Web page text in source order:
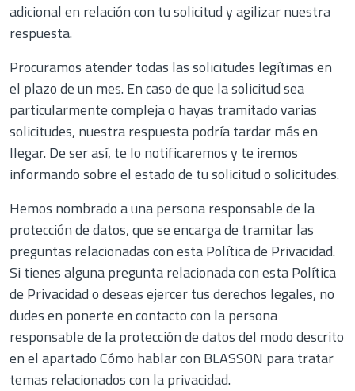
adicional en relación con tu solicitud y agilizar nuestra
respuesta.
Procuramos atender todas las solicitudes legítimas en
el plazo de un mes. En caso de que la solicitud sea
particularmente compleja o hayas tramitado varias
solicitudes, nuestra respuesta podría tardar más en
llegar. De ser así, te lo notificaremos y te iremos
informando sobre el estado de tu solicitud o solicitudes.
Hemos nombrado a una persona responsable de la
protección de datos, que se encarga de tramitar las
preguntas relacionadas con esta Política de Privacidad.
Si tienes alguna pregunta relacionada con esta Política
de Privacidad o deseas ejercer tus derechos legales, no
dudes en ponerte en contacto con la persona
responsable de la protección de datos del modo descrito
en el apartado Cómo hablar con BLASSON para tratar
temas relacionados con la privacidad.